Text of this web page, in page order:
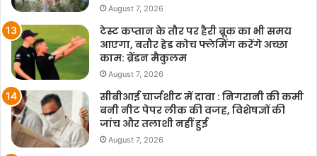
August 7, 2026
टेस्ट कप्तान के तौर पर हैरी ब्रूक का भी समय
आएगा, बतौर हेड कोच फ्लेमिंग करेंगे अच्छा
काम: ब्रेंडन मैकुलम
August 7, 2026
सीबीआई चार्जशीट में दावा : निगरानी की कमी
बनी नीट पेपर लीक की वजह, विशेषज्ञों की
जांच और तलाशी नहीं हुई
August 7, 2026